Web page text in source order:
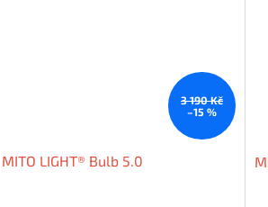
3 190 Kč
–15 %
MITO LIGHT® Bulb 5.0